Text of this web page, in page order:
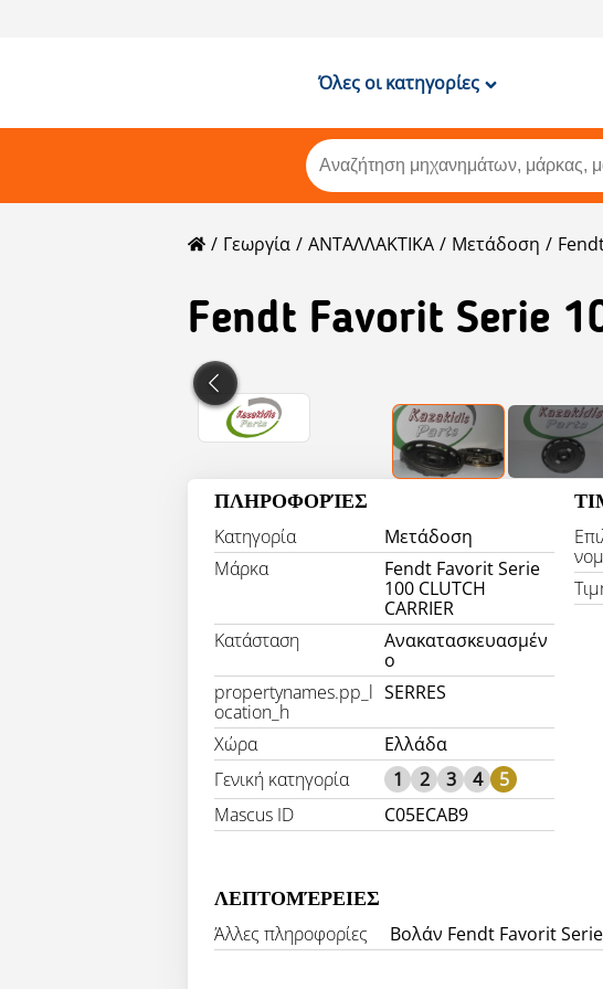
Όλες οι κατηγορίες
Γεωργία ΑΝΤΑΛΛΑΚΤΙΚΑ Μετάδοση
Fendt Favorit Serie
ΠΛΗΡΟΦΟΡΊΕΣ
Κατηγορία
Μετάδοση
Μάρκα
Fendt Favorit Serie
100 CLUTCH
CARRIER
Κατάσταση
Ανακατασκευασμέν
ο
propertynames.pp_l
ocation_h
SERRES
Χώρα
Ελλάδα
Γενική κατηγορία
1 2 3 4
5
Mascus ID
C05ECAB9
ΛΕΠΤΟΜΈΡΕΙΕΣ
Άλλες πληροφορίες Βολάν Fendt Favorit